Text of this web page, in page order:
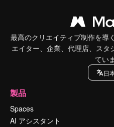
最高のクリエイティブ制作を導
エイター、企業、代理店、スタ
てい
日
製品
Spaces
AI アシスタント